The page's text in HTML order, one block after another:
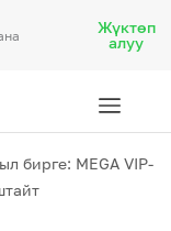
Жүктөп
алуу
бирге: MEGA VIP-